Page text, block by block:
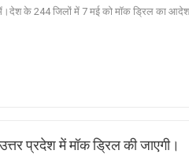
के 244 जिलों में 7 मई को मॉक ड्रिल का
प्रदेश में मॉक ड्रिल की जाएगी।